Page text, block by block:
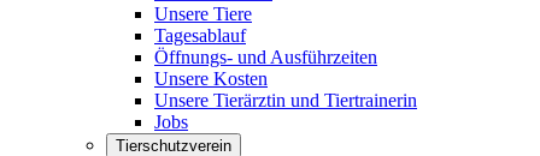
Unsere Tiere
Tagesablauf
Öffnungs- und Ausführzeiten
Unsere Kosten
Unsere Tierärztin und Tiertrainerin
Jobs
Tierschutzverein